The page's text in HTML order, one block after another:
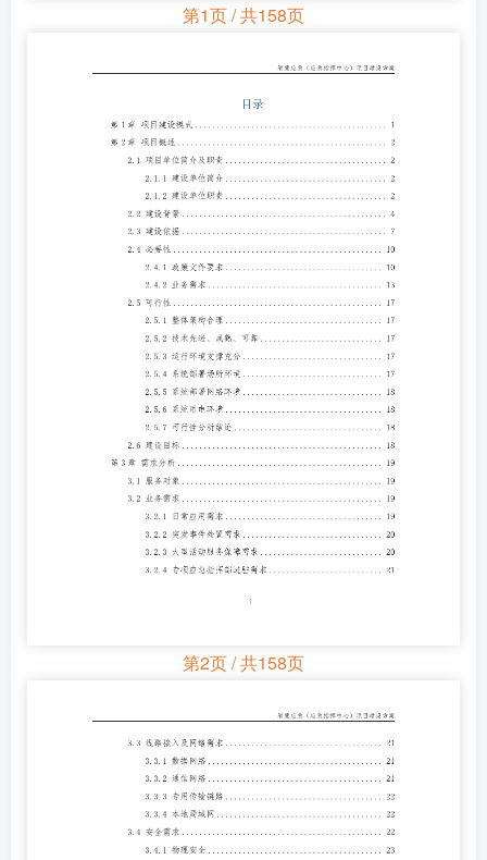
第1页 / 共158页
第2页 / 共158页